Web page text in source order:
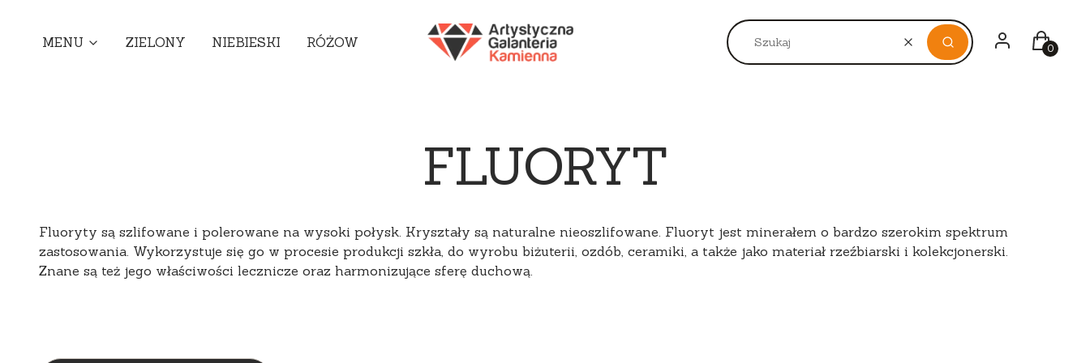
MENU ZIELONY NIEBIESKI RÓŻOWY FIOLETOWY CZERWONY WIELOBARWNY BEŻOWY, ŻÓŁTY BIAŁY,
WyczyśćSzukaj
Zaloguj sięKoszyk
FLUORYT
Fluoryty są szlifowane i polerowane na wysoki połysk. Kryształy są naturalne nieoszlifowane. Fluoryt jest minerałem o bardzo szerokim spektrum
zastosowania. Wykorzystuje się go w procesie produkcji szkła, do wyrobu biżuterii, ozdób, ceramiki, a także jako materiał rzeźbiarski i kolekcjonerski.
Znane są też jego właściwości lecznicze oraz harmonizujące sferę duchową.